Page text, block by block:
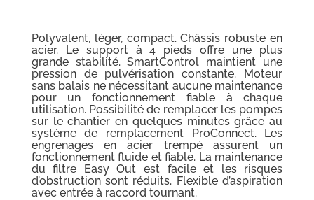
Polyvalent, léger, compact. Châssis robuste en
acier. Le support à 4 pieds offre une plus
grande stabilité. SmartControl maintient une
pression de pulvérisation constante. Moteur
sans balais ne nécessitant aucune maintenance
pour un fonctionnement fiable à chaque
utilisation. Possibilité de remplacer les pompes
sur le chantier en quelques minutes grâce au
système de remplacement ProConnect. Les
engrenages en acier trempé assurent un
fonctionnement fluide et fiable. La maintenance
du filtre Easy Out est facile et les risques
d’obstruction sont réduits. Flexible d’aspiration
avec entrée à raccord tournant.